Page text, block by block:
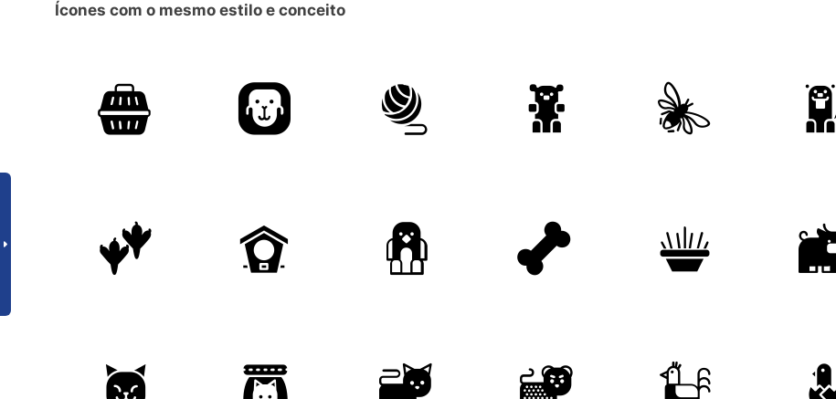
Ícones com o mesmo estilo e conceito